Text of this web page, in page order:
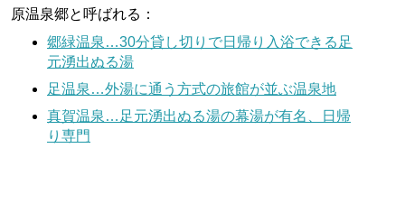
原温泉郷と呼ばれる：
郷緑温泉…30分貸し切りで日帰り入浴できる足
元湧出ぬる湯
足温泉…外湯に通う方式の旅館が並ぶ温泉地
真賀温泉…足元湧出ぬる湯の幕湯が有名、日帰
り専門